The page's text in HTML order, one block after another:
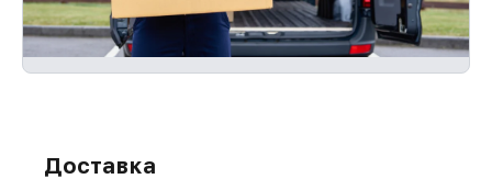
Доставка